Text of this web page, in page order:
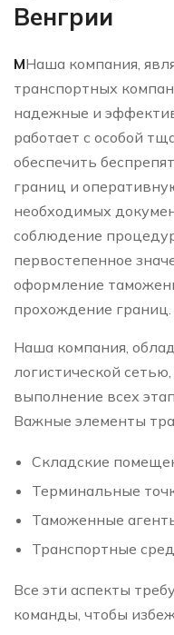
Венгрии
MНаша компания,
транспортных
надежные и
работает с особой
обеспечить
границ и
необходимых
соблюдение
первостепенное
оформление
прохождение границ.
Наша компания,
логистической
выполнение всех
Важные элементы
Складские
Терминальные
Таможенные
Транспортные
Все эти аспекты
команды, чтобы